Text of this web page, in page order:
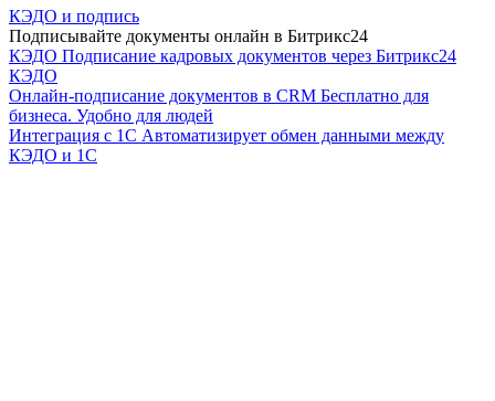
КЭДО и подпись
Подписывайте документы онлайн в Битрикс24
КЭДО Подписание кадровых документов через Битрикс24
КЭДО
Онлайн-подписание документов в CRM Бесплатно для
бизнеса. Удобно для людей
Интеграция с 1С Автоматизирует обмен данными между
КЭДО и 1С